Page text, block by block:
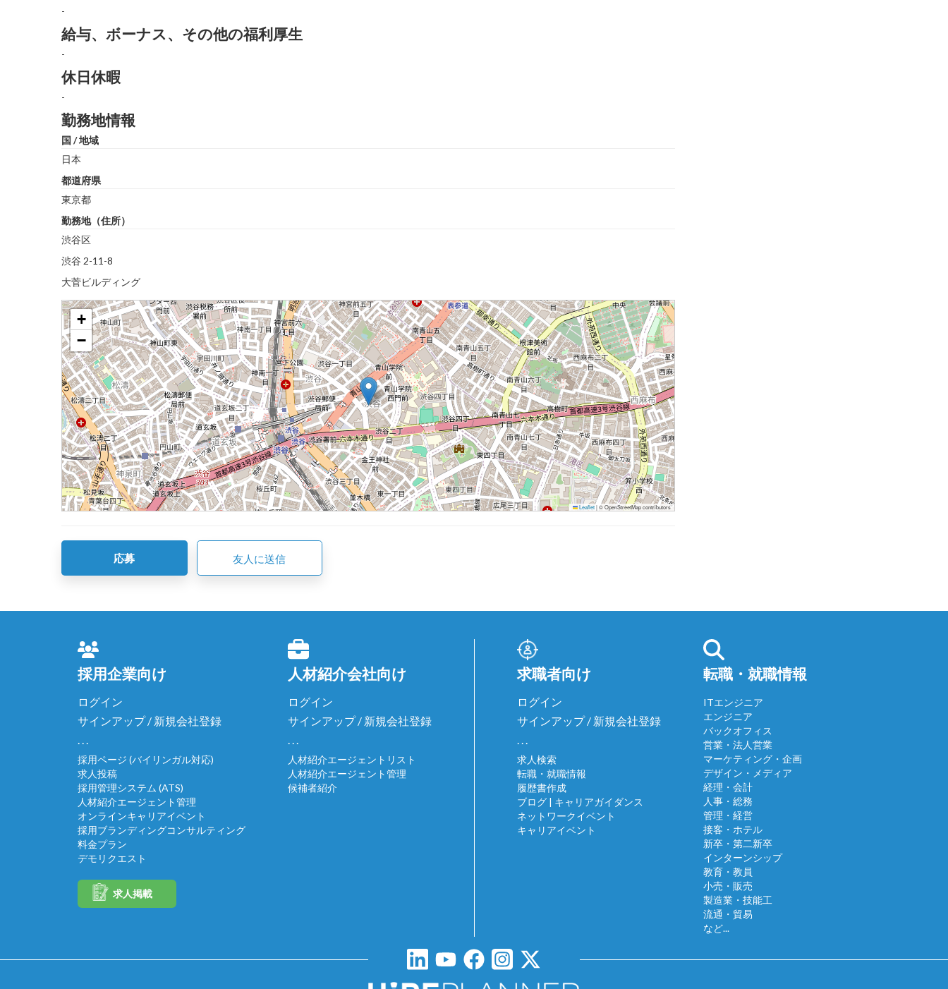
-
給与、ボーナス、その他の福利厚生
-
休日休暇
-
勤務地情報
国 / 地域
日本
都道府県
東京都
勤務地（住所）
渋谷区
渋谷 2-11-8
大菅ビルディング
+
−
Leaflet|© OpenStreetMap contributors
応募 友人に送信
採用企業向け
ログイン
サインアップ / 新規会社登録
. . .
採用ページ (バイリンガル対応)
求人投稿
採用管理システム (ATS)
人材紹介エージェント管理
オンラインキャリアイベント
採用ブランディングコンサルティング
料金プラン
デモリクエスト
求人掲載
人材紹介会社向け
ログイン
サインアップ / 新規会社登録
. . .
人材紹介エージェントリスト
人材紹介エージェント管理
候補者紹介
求職者向け
ログイン
サインアップ / 新規会社登録
. . .
求人検索
転職・就職情報
履歴書作成
ブログ | キャリアガイダンス
ネットワークイベント
キャリアイベント
転職・就職情報
ITエンジニア
エンジニア
バックオフィス
営業・法人営業
マーケティング・企画
デザイン・メディア
経理・会計
人事・総務
管理・経営
接客・ホテル
新卒・第二新卒
インターンシップ
教育・教員
小売・販売
製造業・技能工
流通・貿易
など...